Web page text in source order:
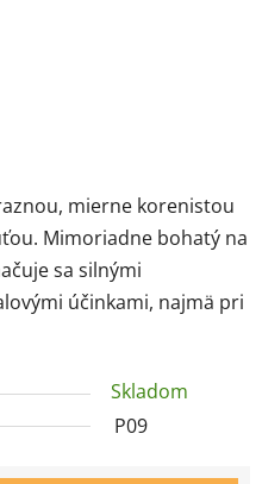
mierne korenistou
Mimoriadne bohatý na
sa silnými
účinkami, najmä pri
Skladom
P09